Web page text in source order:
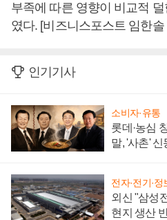
부족에 따른 영향이 비교적
였다. [비즈니스포스트 임한솔
인기기사
소비자·유통
롯데·농심
말, '사촌' 신
전자·전기·정
외신 "삼성
현지 생산